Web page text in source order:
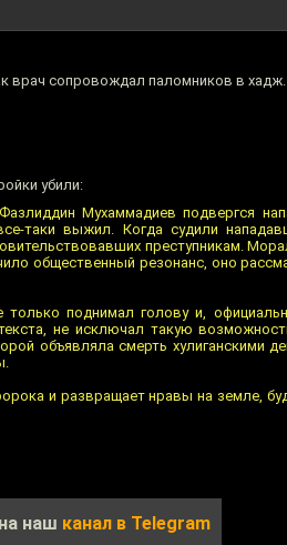
врач сопровождал паломников в хадж.
убили:
Мухаммадиев подвергся
таки выжил. Когда судили
преступникам.
общественный резонанс, оно
поднимал голову и,
не исключал такую
объявляла смерть хулиганскими
и развращает нравы на земле,
наш канал в Telegram